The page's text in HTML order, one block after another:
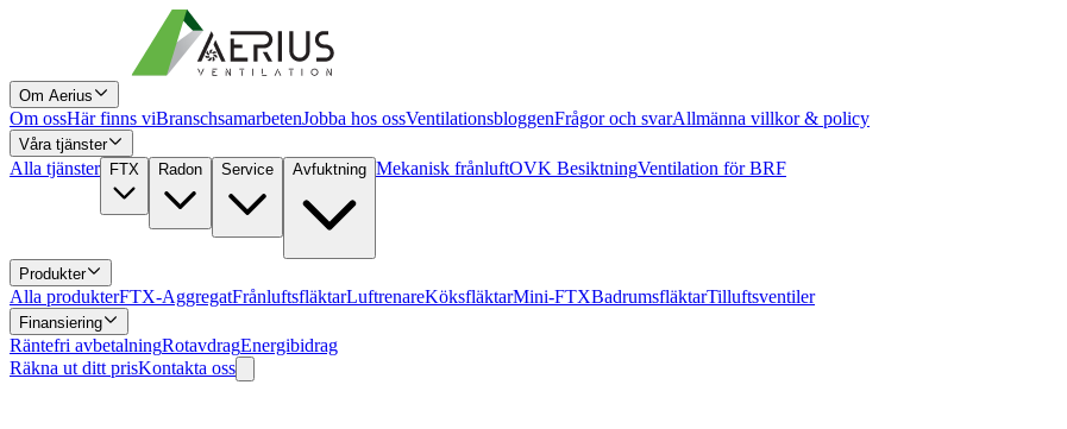
Om Aerius
Om ossHär finns viBranschsamarbetenJobba hos ossVentilationsbloggenFrågor och svarAllmänna villkor & policy
Våra tjänster
Alla tjänster FTX Radon Service Avfuktning Mekanisk frånluftOVK BesiktningVentilation för BRF
Produkter
Alla produkterFTX-AggregatFrånluftsfläktarLuftrenareKöksfläktarMini-FTXBadrumsfläktarTilluftsventiler
Finansiering
Räntefri avbetalningRotavdragEnergibidrag
Räkna ut ditt prisKontakta oss